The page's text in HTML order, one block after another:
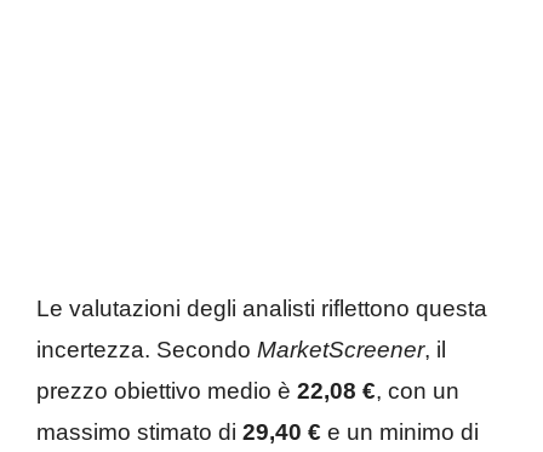
Le valutazioni degli analisti riflettono questa
incertezza. Secondo MarketScreener, il
prezzo obiettivo medio è 22,08 €, con un
massimo stimato di 29,40 € e un minimo di